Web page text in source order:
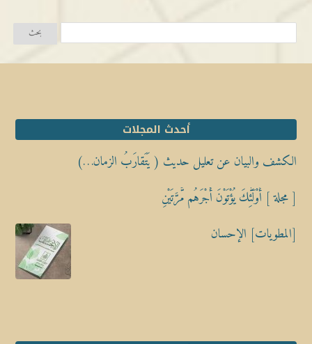
أحدث المجلات
الكشف والبيان عن تعليل حديث ( يَتَقارَبُ الزمان…)
[ مجلة ] أُوْلَٰٓئِكَ يُؤْتَوْنَ أَجْرَهُم مَّرَّتَيْنِ
[المطويات] الإحسان